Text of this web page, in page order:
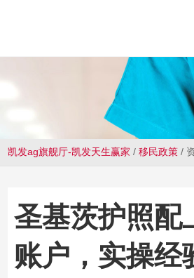
凯发ag旗舰厅-凯发天生赢家 /移民政策 /
圣基茨护照配
账户，实操经